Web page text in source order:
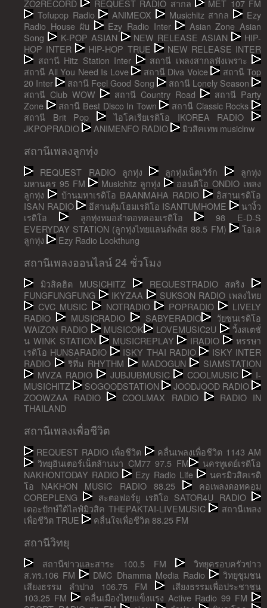
ZO2RECORD REQUEST RADIO สากล
MET 107 FM
Tofupop Radio
ANIMEOX Musichitz สากล
Ezy
Radio House ผับ
Ezy Radio Inter
Asian Zone Asian
Song
K-POP ASIAN NEW RELEASE ASIAN
HIP-
HOP INTER
HIP-HOP TRUE
NEW RELEASE INTER
สถานี Hitz Station Inter
สถานี เพลงสากลฟังเพราะ
สถานี All You Need Is Love
สถานี Diva Voice
สถานี Top
20 Inter
สถานี Feel Good Song
สถานี Lonely Season
สถานี Club WOW
สถานี Country Road
สถานี Party
Zone
สถานี Best Disco In Town
สถานี Classic Rocks
สถานี Brit Pop
ไอโคเรียเรดิโอ IKOREA RADIO
JKPOPRADIO
ANIMENFO RADIO มิวสิคเทพ musiclnw
สถานีเพลงลูกทุ่ง
REQUEST RADIO ลูกทุ่ง ลูกทุ่งเน็ตเวิร์ก
ลูกทุ่ง
มหานคร 95 FM
Musichitz ลูกทุ่ง
ออนดิโอ ONDIO เพลง
ลูกทุ่ง
บ้านมหาเรดิโอ BAANMAHA RADIO
อิสานเรดิโอ
ISAN RADIO
อีสานตุ้มโฮมเรดิโอ ISANTUMHOME
นางิ้ว
เรดิโอ
ลูกทุ่งหมอลำดอทคอมเรดิโอ
98 E-D-S
EVERYDAY STATION (ลูกทุ่งไทยแลนด์พลัส 88.5 FM)
โอเค
ลูกทุ่ง
Ezy Radio Lookthung
สถานีเพลงออนไลน์ 24 ชั่วโมง
มิวสิคฮิต MUSICHITZ
REQUESTRADIO สตริง
FUNGFUNGFUNG
IKYZAA
SUKSON RADIO เพลงไทย
CVC MUSIC
NOTRADIO POPRADIO
LIVELY
RADIO
MUSICRADIO SABYERADIO
วัยซนเรดิโอ
WAIZON RADIO
MUSICOK LOVEMUSIC2U
วิ้งสเตชั่
น WINK STATION
MUSICREPLAY IRADIO
หรรษา
เรดิโอ HUNSARADIO
ISKY THAI RADIO
ISKY INTER
RADIO
ริทึ่ม RHYTHM MADOGUN
SIAMSTATION
MVZA RADIO
JUBJUBMUSIC COOLMUSIC
I-
MUSICHITZ
SOGOODSTATION
JOODJOOD RADIO
ZOOWZAA RADIO
COOLMAX RADIO
RADIO IN
THAILAND
สถานีเพลงเพื่อชีวิต
REQUEST RADIO เพื่อชีวิต
คลื่นเพลงเพื่อชีวิต 1143 AM
วิทยุอินเตอร์เน็ตล้านนา CM77 97.5 FM
นครทูเดย์เรดิโอ
NAKHONTODAY RADIO
Ezy Radio Life
นครมิวสิคเรดิ
โอ NAKHON MUSIC RADIO 88.25
คอเพลงดอทคอม
COREPLENG
สะตอฟอร์ยู เรดิโอ SATOR4U RADIO
เดอะปักษ์ใต้ไลฟ์มิวสิค THEPAKTAI-LIVEMUSIC
สถานีเพลง
เพื่อชีวิต TRUE
คลื่นใจเพื่อชีวิต 88.25 FM
สถานีวิทยุ
สถานีข่าวและสาระ 100.5 FM
วิทยุครอบครัวข่าว
ส.ทร.106 FM
DMC Dhamma Media Radio
วิทยุชุมชน
เสียงธรรม ลำปาง 106.75 FM
เสียงธรรมเพื่อประชาชน
103.25 FM
คลื่นเมืองไทยแข็งแรง Active Radio 99 FM